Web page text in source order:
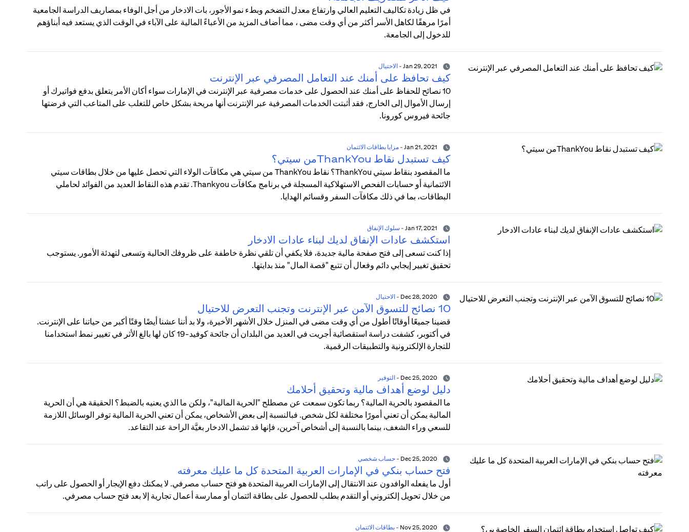
في ظل زيادة تكاليف التعليم العالي وارتفاع معدل التضخم وبطء نمو الأجور، بات الادخار من أجل الوفاء بمصاريف الدراسة الجامعية
أمرًا مرهقًا لكاهل الأسر أكثر من أي وقت مضى ، مما أضاف المزيد من الأعباءً المالية على الآباء في الوقت الذي يستعد فيه أبناؤهم
للدخول إلى الجامعة.
-الاحتيال
كيف تحافظ على أمنك عند التعامل المصرفي عبر الإنترنت
10 نصائح للحفاظ على أمنك عند الحصول على خدمات مصرفية عبر الإنترنت في الإمارات سواء أكان الأمر يتعلق بدفع فواتيرك أو
إرسال الأموال إلى الخارج، فقد أثبتت الخدمات المصرفية عبر الإنترنت أنها مريحة بشكل خاص للتغلب على المتاعب التي فرضتها
جائحة فيروس كورونا.
-مزايا بطاقات الائتمان
كيف تستبدل نقاط ThankYouمن سيتي؟
ما المقصود بنقاط سيتي ThankYou؟ نقاط ThankYou من سيتي هي مكافآت الولاء التي تحصل عليها من خلال بطاقات سيتي
الائتمانية أو حسابات الفحص الاستهلاكية المسجلة في برنامج مكافآت Thankyou. تقدم هذه النقاط العديد من الفوائد لحاملي
البطاقات، بما في ذلك مكافآت السفر وقسائم الهدايا.
- سلوك الإنفاق
استكشف عادات الإنفاق لديك لبناء عادات الادخار
إذا كنت تسعى إلى فتح صفحة مالية جديدة، فلا يكفي أن تلقي نظرة خاطفة على ظروفك الحالية وتسعى لتهدئة الأمور. يستوجب
تحقيق تغيير إيجابي دائم وفعال أن تتبع "قصة المال" منذ بدايتها.
Dec 28, 2020
-الاحتيال
10 نصائح للتسوق الآمن عبر الإنترنت وتجنب التعرض للاحتيال
قضينا جميعًا أوقاتًا أطول من أي وقت مضى في المنزل خلال الأشهر الأخيرة، ولا بد أننا عشنا أيضًا وقتًا أكبر من حياتنا على الإنترنت.
في أكتوبر، كشفت دراسة استقصائية أجريت في العديد من البلدان أن جائحة كوفيد-19 كان لها بالغ الأثر في تغيير نمط استخدامنا
للتجارة الإلكترونية والتطبيقات الرقمية.
Dec 25, 2020
-التوفير
دليل لوضع أهداف مالية وتحقيق أحلامك
ما المقصود بالحرية المالية؟ ربما تكون سمعت عن مصطلح "الحرية المالية"، ولكن ما الذي يعنيه بالضبط؟ الحقيقة هي أن الحرية
المالية يمكن أن تعني أمورًا مختلفة لكل شخص. فبالنسبة إلى بعض الأشخاص، يمكن أن تعني الحرية المالية توفر الوسائل اللازمة
للسعي وراء الشغف، بينما بالنسبة إلى أشخاص آخرين، فإنها قد تشمل الادخار بغيَّة الراحة عند التقاعد.
Dec 25, 2020
-حساب شخصي
فتح حساب بنكي في الإمارات العربية المتحدة كل ما عليك معرفته
أول ما يفعله الوافدون عند الانتقال إلى الإمارات العربية المتحدة هو فتح حساب مصرفي. لا يمكنك دفع الإيجار أو الحصول على راتب
من خلال تحويل إلكتروني أو التقدم بطلب للحصول على بطاقة ائتمان أو ممارسة أعمال تجارية إلا بعد فتح حساب مصرفي.
Nov 25, 2020
-بطاقات الائتمان